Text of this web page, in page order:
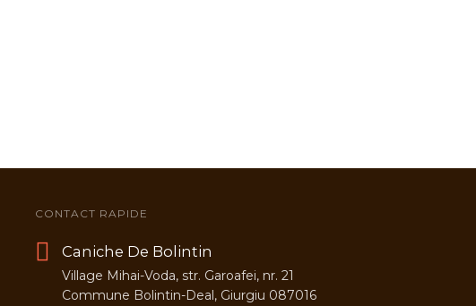
CONTACT RAPIDE
Caniche De Bolintin
Village Mihai-Voda, str. Garoafei, nr. 21
Commune Bolintin-Deal, Giurgiu 087016